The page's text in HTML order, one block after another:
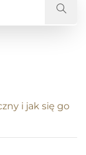
i jak się go